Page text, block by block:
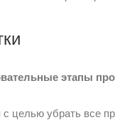
этапы
целью убрать все